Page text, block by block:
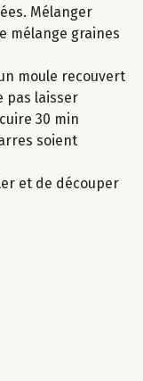
Mélanger
mélange graines
moule recouvert
pas laisser
30 min
soient
et de découper